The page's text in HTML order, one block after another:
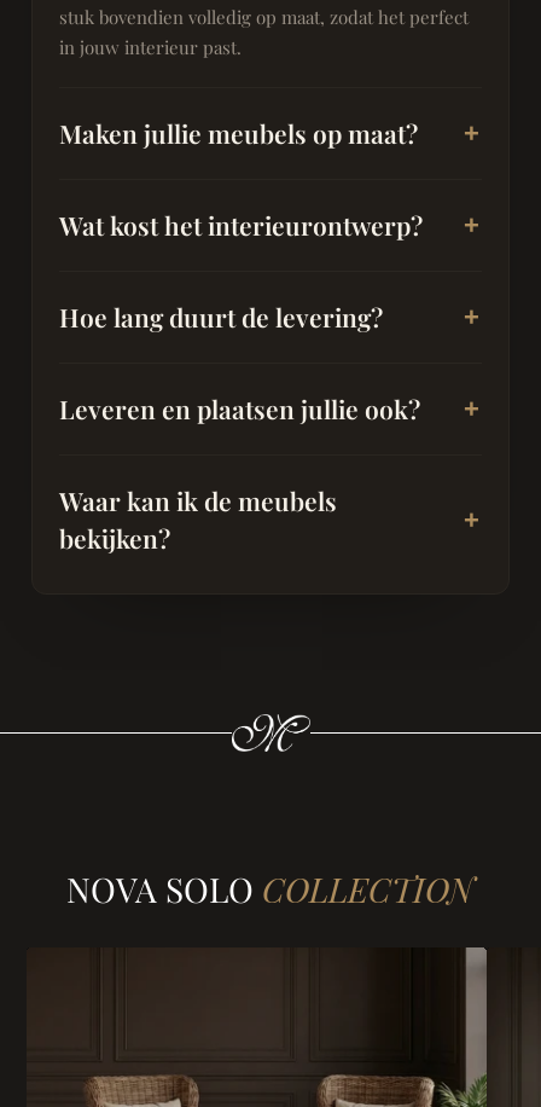
stuk bovendien volledig op maat, zodat het perfect
in jouw interieur past.
Maken jullie meubels op maat?
Wat kost het interieurontwerp?
Hoe lang duurt de levering?
Leveren en plaatsen jullie ook?
Waar kan ik de meubels
bekijken?
NOVA SOLO COLLECTION